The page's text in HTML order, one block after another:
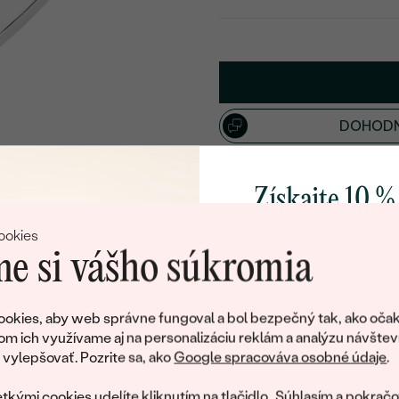
si vášho súkromia
aby web správne fungoval a bol bezpečný tak, ako
ich využívame aj na personalizáciu reklám a analýzu
Pozrite sa, akoGoogle spracováva osobné údaje.
Napíšte iniciály/text
Detaily produktu
Pánska obrúčka
ŠÍRKA:
Získajte 10
poctivo vyrábaných
Ako darček na
obratom pošleme